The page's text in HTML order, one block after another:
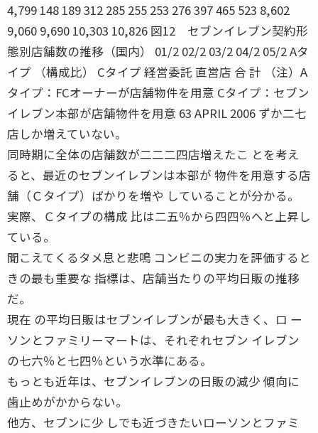
4,799 148 189 312 285 255 253 276 397 465 523 8,602
9,060 9,690 10,303 10,826 図12 セブンイレブン契約形
態別店舗数の推移（国内） 01/2 02/2 03/2 04/2 05/2 Aタ
イプ （構成比） Cタイプ 経営委託 直営店 合 計 （注）A
タイプ：FCオーナーが店舗物件を用意 Cタイプ：セブン
イレブン本部が店舗物件を用意 63 APRIL 2006 ずか二七
店しか増えていない。
同時期に全体の店舗数が二二二四店増えたこ とを考え
ると、最近のセブンイレブンは本部が 物件を用意する店
舗（Ｃタイプ）ばかりを増や していることが分かる。
実際、Ｃタイプの構成 比は二五％から四四％へと上昇し
ている。
聞こえてくるタメ息と悲鳴 コンビニの実力を評価すると
きの最も重要な 指標は、店舗当たりの平均日販の推移
だ。
現在 の平均日販はセブンイレブンが最も大きく、ロ ー
ソンとファミリーマートは、それぞれセブン イレブン
の七六％と七四％という水準にある。
もっとも近年は、セブンイレブンの日販の減少 傾向に
歯止めがかからない。
他方、セブンに少 しでも近づきたいローソンとファミ